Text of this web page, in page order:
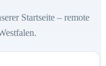
Startseite – remote